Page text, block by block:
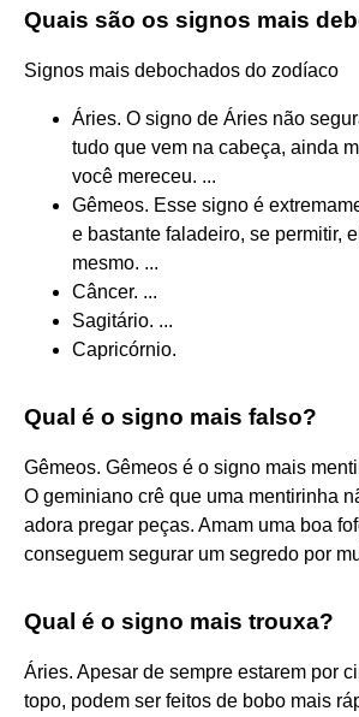
Quais são os signos mais
Signos mais debochados do zodíaco
Áries. O signo de Áries não
tudo que vem na cabeça, ainda
você mereceu. ...
Gêmeos. Esse signo é
e bastante faladeiro, se permitir,
mesmo. ...
Câncer. ...
Sagitário. ...
Capricórnio.
Qual é o signo mais falso?
Gêmeos. Gêmeos é o signo mais
O geminiano crê que uma mentirinha
adora pregar peças. Amam uma boa
conseguem segurar um segredo por
Qual é o signo mais trouxa?
Áries. Apesar de sempre estarem por
topo, podem ser feitos de bobo mais